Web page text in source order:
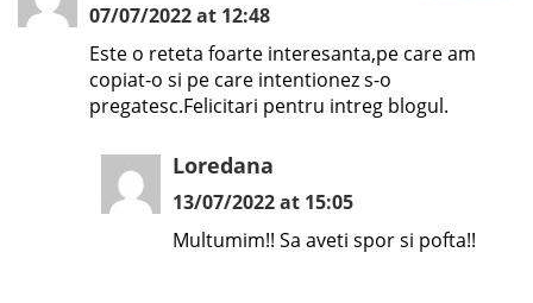
07/07/2022 at 12:48
Este o reteta foarte interesanta,pe care am
copiat-o si pe care intentionez s-o
pregatesc.Felicitari pentru intreg blogul.
Loredana
13/07/2022 at 15:05
Multumim!! Sa aveti spor si pofta!!